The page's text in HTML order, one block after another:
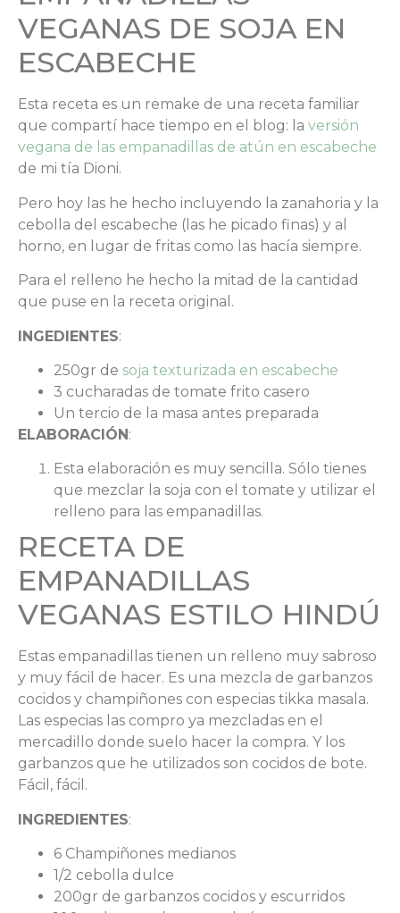
VEGANAS DE SOJA EN
ESCABECHE
Esta receta es un remake de una receta familiar
que compartí hace tiempo en el blog: la versión
vegana de las empanadillas de atún en escabeche
de mi tía Dioni.
Pero hoy las he hecho incluyendo la zanahoria y la
cebolla del escabeche (las he picado finas) y al
horno, en lugar de fritas como las hacía siempre.
Para el relleno he hecho la mitad de la cantidad
que puse en la receta original.
INGEDIENTES:
250gr de soja texturizada en escabeche
3 cucharadas de tomate frito casero
Un tercio de la masa antes preparada
ELABORACIÓN:
Esta elaboración es muy sencilla. Sólo tienes
que mezclar la soja con el tomate y utilizar el
relleno para las empanadillas.
RECETA DE
EMPANADILLAS
VEGANAS ESTILO HINDÚ
Estas empanadillas tienen un relleno muy sabroso
y muy fácil de hacer. Es una mezcla de garbanzos
cocidos y champiñones con especias tikka masala.
Las especias las compro ya mezcladas en el
mercadillo donde suelo hacer la compra. Y los
garbanzos que he utilizados son cocidos de bote.
Fácil, fácil.
INGREDIENTES:
6 Champiñones medianos
1/2 cebolla dulce
200gr de garbanzos cocidos y escurridos